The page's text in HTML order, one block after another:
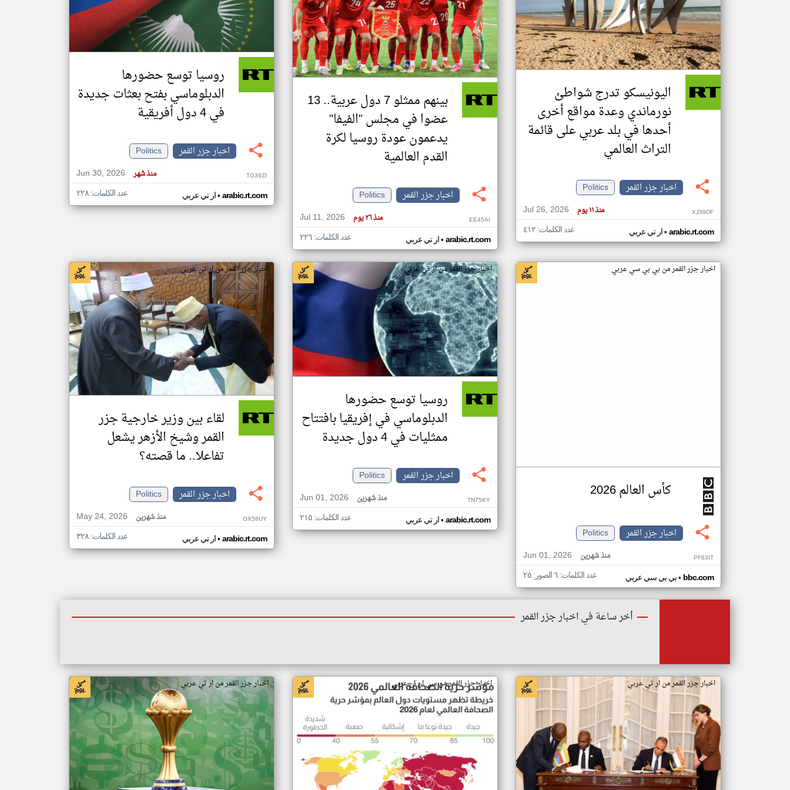
تغيير الدولة
اخبار جزر القمر على مدار الساعة
أهم اخبار جزر القمر العاجلة والمباشرة
اليونيسكو تدرج شواطئ
نورماندي وعدة مواقع أخرى
أحدها في بلد عربي على قائمة
التراث العالمي
اخبار جزر القمر
Politics
Jul 26, 2026
منذ ١١ يوم XJ39DF
ار تي عربي• arabic.rt.com عدد الكلمات: ٤١٢
بينهم ممثلو 7 دول عربية.. 13
عضوا في مجلس "الفيفا"
يدعمون عودة روسيا لكرة
القدم العالمية
اخبار جزر القمر
Politics
Jul 11, 2026
منذ ٢٦ يوم EE45AI
ار تي عربي• arabic.rt.com عدد الكلمات: ٢٢٦
روسيا توسع حضورها
الدبلوماسي بفتح بعثات جديدة
في 4 دول أفريقية
اخبار جزر القمر
Politics
Jun 30, 2026
منذ شهر TG39ZI
ار تي عربي• arabic.rt.com عدد الكلمات: ٢٢٨
اخبار جزر القمر من بي بي سي عربي
كأس العالم 2026
اخبار جزر القمر
Politics
Jun 01, 2026
منذ شهرين PF63IT
بي بي سي عربي• bbc.com عدد الكلمات: ٦ الصور: ٢٥
اخبار جزر القمر من ار تي عربي
روسيا توسع حضورها
الدبلوماسي في إفريقيا بافتتاح
ممثليات في 4 دول جديدة
اخبار جزر القمر
Politics
Jun 01, 2026
منذ شهرين TN75KY
ار تي عربي• arabic.rt.com عدد الكلمات: ٢١٥
اخبار جزر القمر من ار تي عربي
لقاء بين وزير خارجية جزر
القمر وشيخ الأزهر يشعل
تفاعلا.. ما قصته؟
اخبار جزر القمر
Politics
May 24, 2026
منذ شهرين OX58UY
ار تي عربي• arabic.rt.com عدد الكلمات: ٣٢٨
أخر ساعة في اخبار جزر القمر
اخبار جزر القمر من ار تي عربي اخبار جزر القمر من سي ان ان عربي اخبار جزر القمر من ار تي عربي
klyoum.com